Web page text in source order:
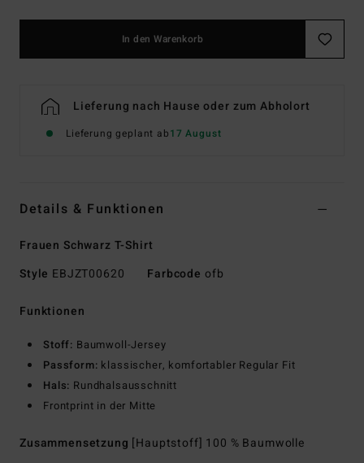
In den Warenkorb
Lieferung nach Hause oder zum Abholort
Lieferung geplant ab17 August
Details & Funktionen
Frauen Schwarz T-Shirt
Style EBJZT00620 Farbcode ofb
Funktionen
Stoff: Baumwoll-Jersey
Passform: klassischer, komfortabler Regular Fit
Hals: Rundhalsausschnitt
Frontprint in der Mitte
Zusammensetzung [Hauptstoff] 100 % Baumwolle